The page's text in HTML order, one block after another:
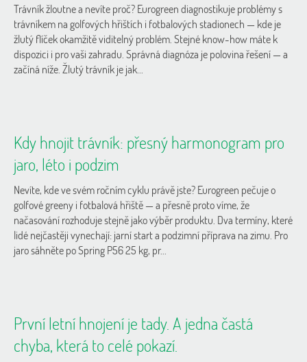
Trávník žloutne a nevíte proč? Eurogreen diagnostikuje problémy s
trávníkem na golfových hřištích i fotbalových stadionech — kde je
žlutý flíček okamžitě viditelný problém. Stejné know-how máte k
dispozici i pro vaši zahradu. Správná diagnóza je polovina řešení — a
začíná níže. Žlutý trávník je jak...
Kdy hnojit trávník: přesný harmonogram pro
jaro, léto i podzim
Nevíte, kde ve svém ročním cyklu právě jste? Eurogreen pečuje o
golfové greeny i fotbalová hřiště — a přesně proto víme, že
načasování rozhoduje stejně jako výběr produktu. Dva termíny, které
lidé nejčastěji vynechají: jarní start a podzimní příprava na zimu. Pro
jaro sáhněte po Spring P56 25 kg, pr...
První letní hnojení je tady. A jedna častá
chyba, která to celé pokazí.